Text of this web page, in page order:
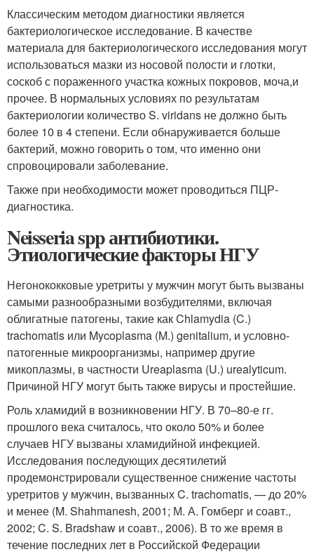
Классическим методом диагностики является
бактериологическое исследование. В качестве
материала для бактериологического исследования могут
использоваться мазки из носовой полости и глотки,
соскоб с пораженного участка кожных покровов, моча,и
прочее. В нормальных условиях по результатам
бактериологии количество S. viridans не должно быть
более 10 в 4 степени. Если обнаруживается больше
бактерий, можно говорить о том, что именно они
спровоцировали заболевание.
Также при необходимости может проводиться ПЦР-
диагностика.
Neisseria spp антибиотики.
Этиологические факторы НГУ
Негонококковые уретриты у мужчин могут быть вызваны
самыми разнообразными возбудителями, включая
облигатные патогены, такие как Chlamydia (C.)
trachomatis или Mycoplasma (M.) genitalium, и условно-
патогенные микроорганизмы, например другие
микоплазмы, в частности Ureaplasma (U.) urealyticum.
Причиной НГУ могут быть также вирусы и простейшие.
Роль хламидий в возникновении НГУ. В 70–80-е гг.
прошлого века считалось, что около 50% и более
случаев НГУ вызваны хламидийной инфекцией.
Исследования последующих десятилетий
продемонстрировали существенное снижение частоты
уретритов у мужчин, вызванных C. trachomatis, — до 20%
и менее (M. Shahmanesh, 2001; М. А. Гомберг и соавт.,
2002; C. S. Bradshaw и соавт., 2006). В то же время в
течение последних лет в Российской Федерации